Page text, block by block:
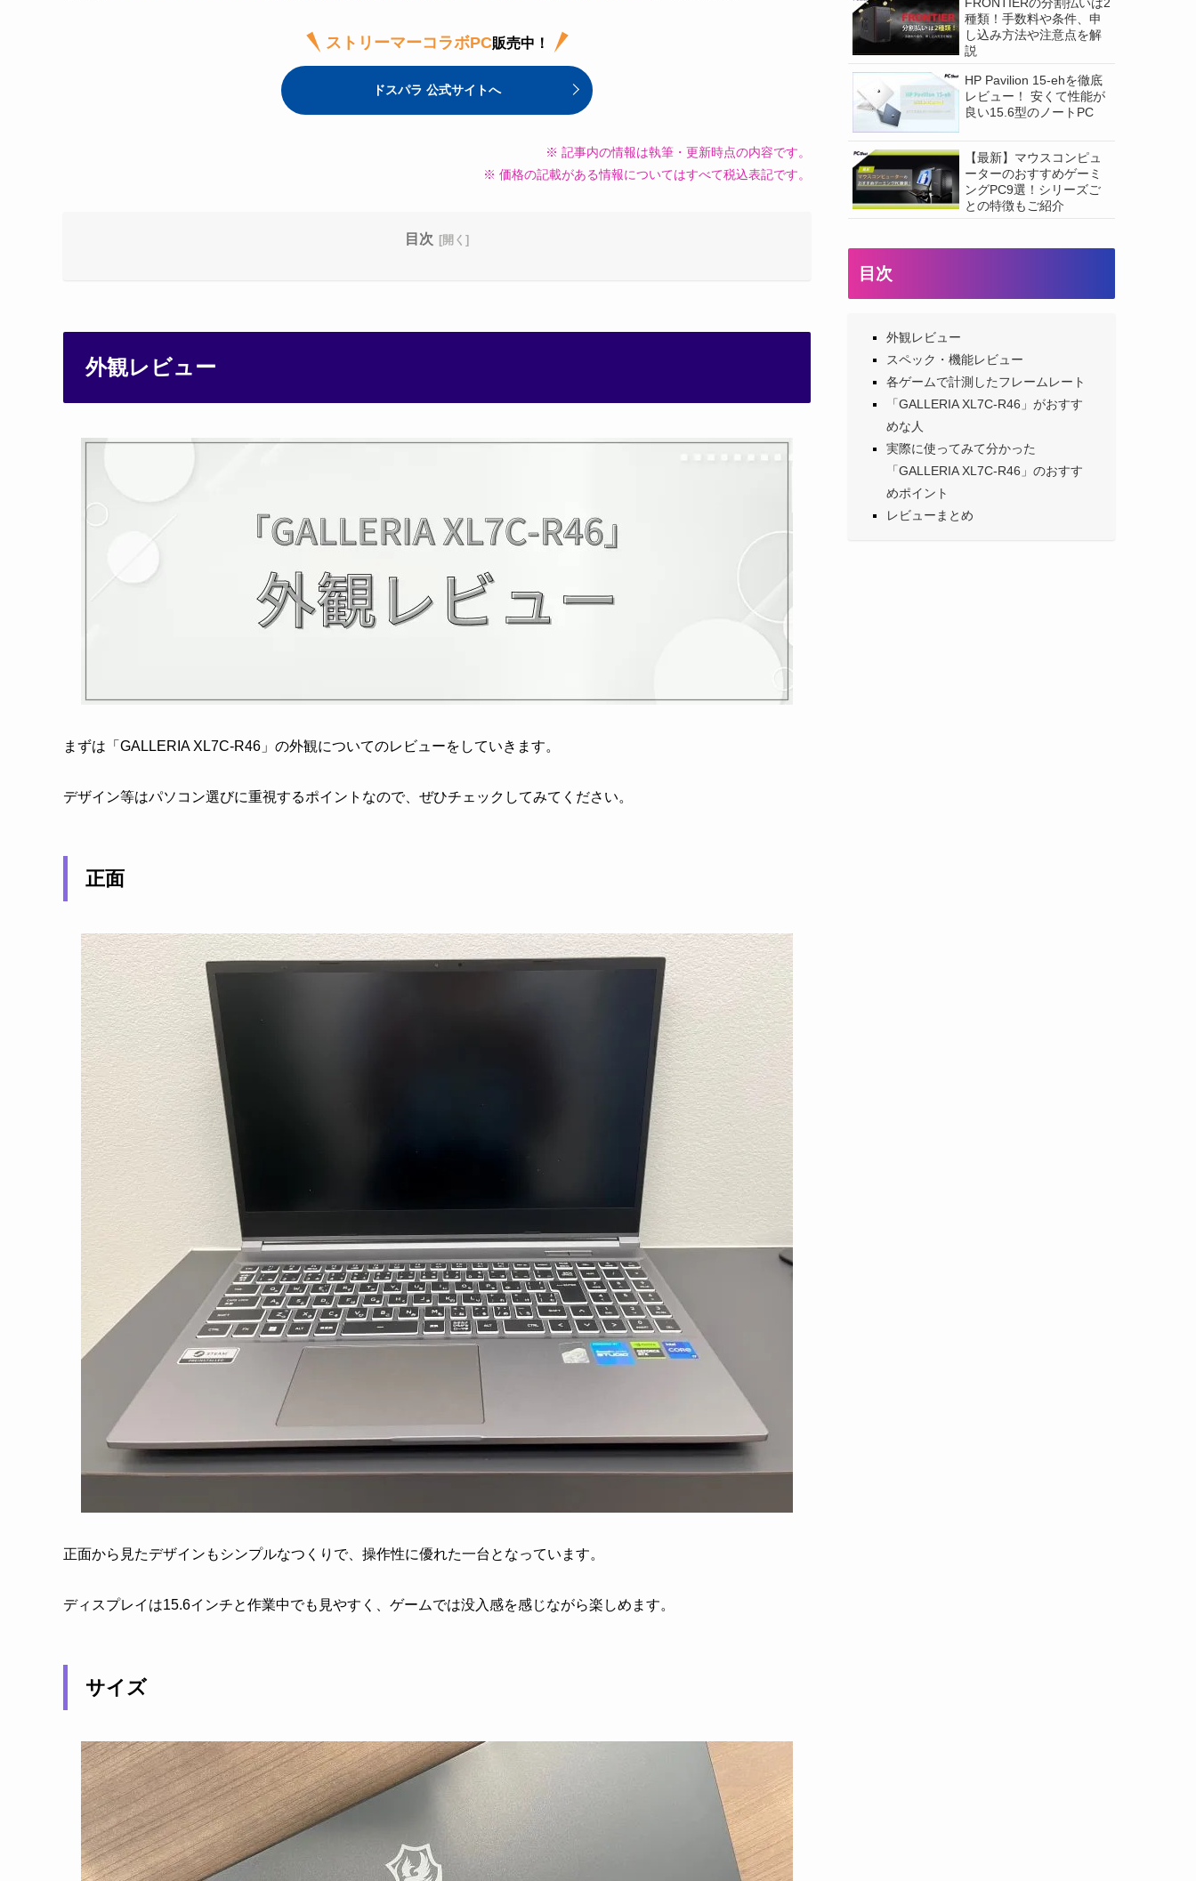
ストリーマーコラボPC販売中！
ドスパラ 公式サイトへ
※ 記事内の情報は執筆・更新時点の内容です。
※ 価格の記載がある情報についてはすべて税込表記です。
目次
外観レビュー
まずは「GALLERIA XL7C-R46」の外観についてのレビューをしていきます。
デザイン等はパソコン選びに重視するポイントなので、ぜひチェックしてみてください。
正面
正面から見たデザインもシンプルなつくりで、操作性に優れた一台となっています。
ディスプレイは15.6インチと作業中でも見やすく、ゲームでは没入感を感じながら楽しめます。
サイズ
種類！手数料や条件、申
し込み方法や注意点を解
説
HP Pavilion 15-ehを徹底
レビュー！ 安くて性能が
良い15.6型のノートPC
【最新】マウスコンピュ
ーターのおすすめゲーミ
ングPC9選！シリーズご
との特徴もご紹介
目次
外観レビュー
スペック・機能レビュー
各ゲームで計測したフレームレート
「GALLERIA XL7C-R46」がおすす
めな人
実際に使ってみて分かった
「GALLERIA XL7C-R46」のおすす
めポイント
レビューまとめ